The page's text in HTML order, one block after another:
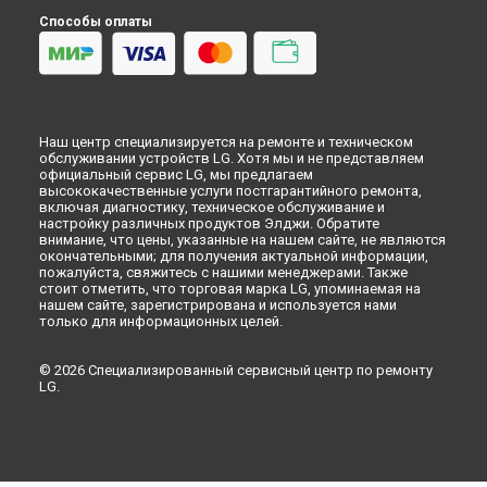
Способы оплаты
Наш центр специализируется на ремонте и техническом
обслуживании устройств LG. Хотя мы и не представляем
официальный сервис LG, мы предлагаем
высококачественные услуги постгарантийного ремонта,
включая диагностику, техническое обслуживание и
настройку различных продуктов Элджи. Обратите
внимание, что цены, указанные на нашем сайте, не являются
окончательными; для получения актуальной информации,
пожалуйста, свяжитесь с нашими менеджерами. Также
стоит отметить, что торговая марка LG, упоминаемая на
нашем сайте, зарегистрирована и используется нами
только для информационных целей.
© 2026 Специализированный сервисный центр по ремонту
LG.